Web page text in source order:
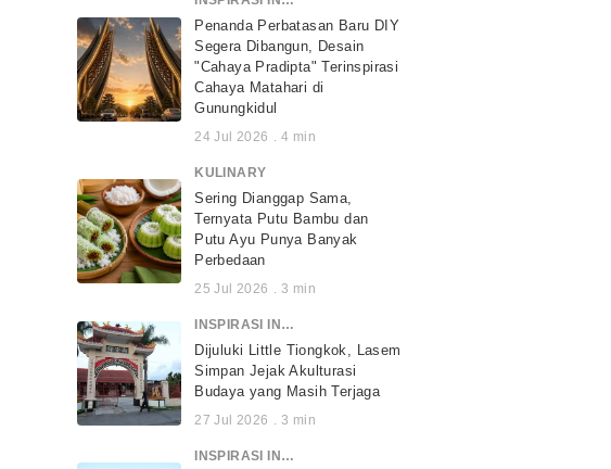
Penanda Perbatasan Baru DIY
Segera Dibangun, Desain
"Cahaya Pradipta" Terinspirasi
Cahaya Matahari di
Gunungkidul
24 Jul 2026 . 4 min
KULINARY
Sering Dianggap Sama,
Ternyata Putu Bambu dan
Putu Ayu Punya Banyak
Perbedaan
25 Jul 2026 . 3 min
INSPIRASI INDONESIA
Dijuluki Little Tiongkok, Lasem
Simpan Jejak Akulturasi
Budaya yang Masih Terjaga
27 Jul 2026 . 3 min
INSPIRASI INDONESIA